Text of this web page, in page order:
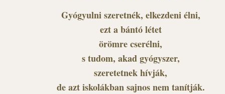
Gyógyulni szeretnék, elkezdeni élni,
ezt a bántó létet
örömre cserélni,
s tudom, akad gyógyszer,
szeretetnek hívják,
de azt iskolákban sajnos nem tanítják.